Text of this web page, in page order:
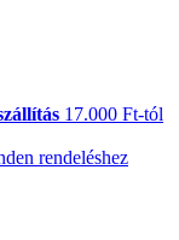
17.000 Ft-tól
rendeléshez